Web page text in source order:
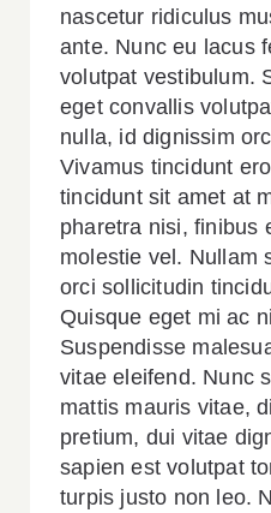
nascetur ridiculus
ante. Nunc eu lacus
volutpat vestibulum.
eget convallis
nulla, id dignissim
Vivamus tincidunt
tincidunt sit amet at
pharetra nisi, finibus
molestie vel. Nullam
orci sollicitudin
Quisque eget mi ac
Suspendisse
vitae eleifend. Nunc
mattis mauris vitae,
pretium, dui vitae
sapien est volutpat
turpis justo non leo.